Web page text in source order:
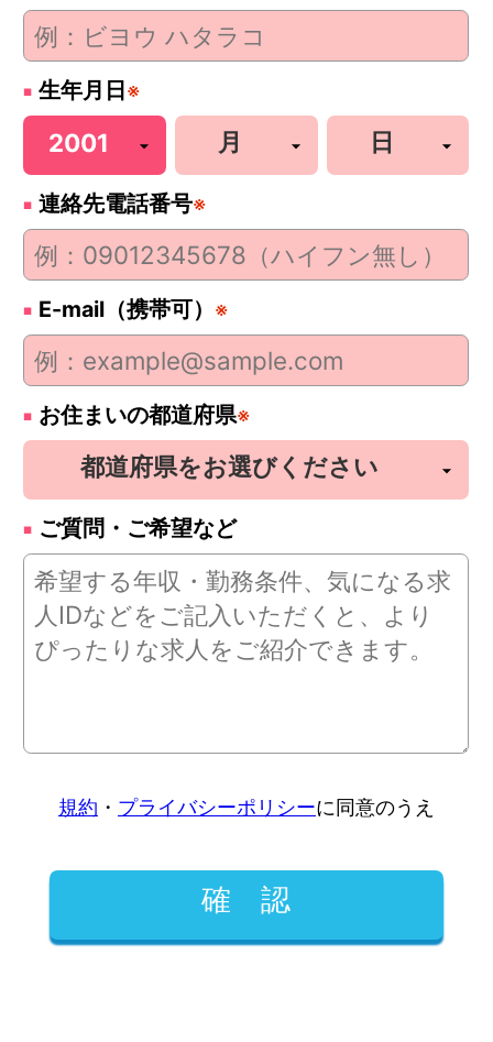
生年月日 ※
連絡先電話番号※
E-mail（携帯可） ※
お住まいの都道府県※
ご質問・ご希望など
規約 ・ プライバシーポリシーに同意のうえ